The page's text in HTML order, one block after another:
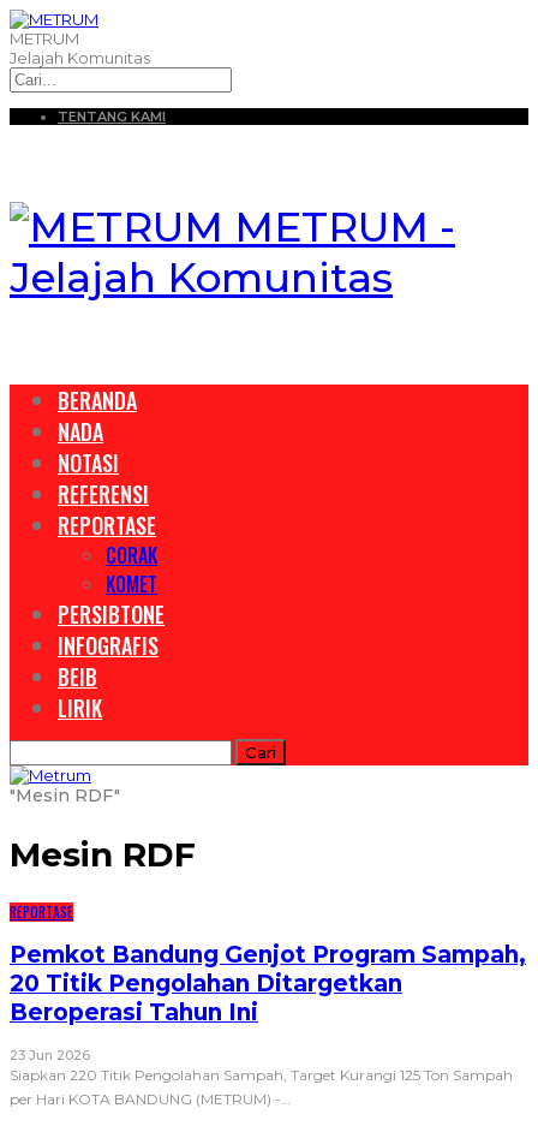
METRUM
Jelajah Komunitas
TENTANG KAMI
METRUM -
Jelajah Komunitas
BERANDA
NADA
NOTASI
REFERENSI
REPORTASE
CORAK
KOMET
PERSIBTONE
INFOGRAFIS
BEIB
LIRIK
"Mesin RDF"
Mesin RDF
REPORTASE
Pemkot Bandung Genjot Program Sampah,
20 Titik Pengolahan Ditargetkan
Beroperasi Tahun Ini
23 Jun 2026
Siapkan 220 Titik Pengolahan Sampah, Target Kurangi 125 Ton Sampah
per Hari KOTA BANDUNG (METRUM) -…